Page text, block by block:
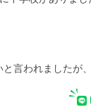
言われましたが